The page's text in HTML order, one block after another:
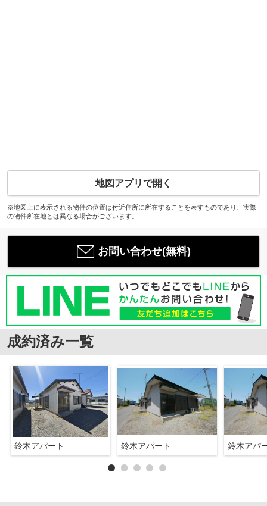
地図アプリで開く
※地図上に表示される物件の位置は付近住所に所在することを表すものであり、実際
の物件所在地とは異なる場合がございます。
お問い合わせ(無料)
成約済み一覧
鈴木アパート 鈴木アパート 鈴木アパ